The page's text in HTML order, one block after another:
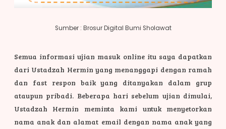
Sumber : Brosur Digital Bumi Sholawat
Semua informasi ujian masuk online itu saya dapatkan
dari Ustadzah Hermin yang menanggapi dengan ramah
dan fast respon baik yang ditanyakan dalam grup
ataupun pribadi. Beberapa hari sebelum ujian dimulai,
Ustadzah Hermin meminta kami untuk menyetorkan
nama anak dan alamat email dengan nama anak yang